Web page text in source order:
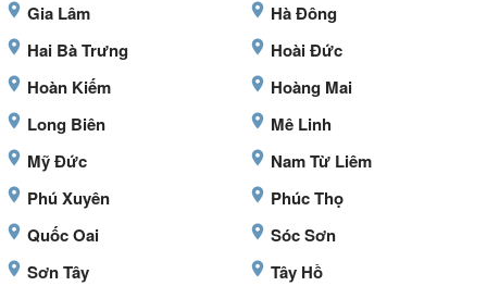
Gia Lâm
Hà Đông
Hai Bà Trưng
Hoài Đức
Hoàn Kiếm
Hoàng Mai
Long Biên
Mê Linh
Mỹ Đức
Nam Từ Liêm
Phú Xuyên
Phúc Thọ
Quốc Oai
Sóc Sơn
Sơn Tây
Tây Hồ